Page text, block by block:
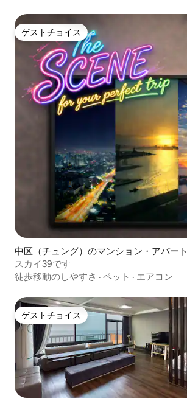
ゲストチョイス
ゲストチョイス
中区（チュング）のマンション・アパート
スカイ39です
徒歩移動のしやすさ · ペット · エアコン
ゲストチョイス
ゲストチョイス